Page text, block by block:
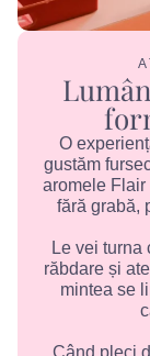
O
gustăm
aromele Flair
fără grabă,
Le vei turna
răbdare și
mintea se
Când pleci